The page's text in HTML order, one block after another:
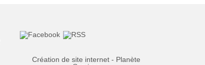
Création de site internet - Planète